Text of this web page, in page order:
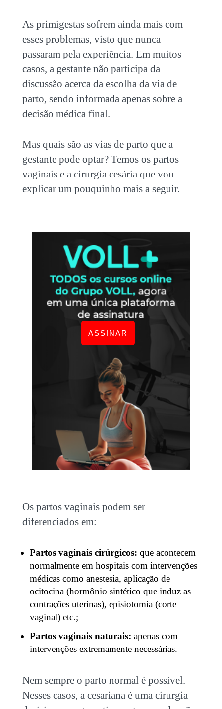
As primigestas sofrem ainda mais com
esses problemas, visto que nunca
passaram pela experiência. Em muitos
casos, a gestante não participa da
discussão acerca da escolha da via de
parto, sendo informada apenas sobre a
decisão médica final.
Mas quais são as vias de parto que a
gestante pode optar? Temos os partos
vaginais e a cirurgia cesária que vou
explicar um pouquinho mais a seguir.
ASSINAR
Os partos vaginais podem ser
diferenciados em:
Partos vaginais cirúrgicos: que acontecem
normalmente em hospitais com intervenções
médicas como anestesia, aplicação de
ocitocina (hormônio sintético que induz as
contrações uterinas), episiotomia (corte
vaginal) etc.;
Partos vaginais naturais: apenas com
intervenções extremamente necessárias.
Nem sempre o parto normal é possível.
Nesses casos, a cesariana é uma cirurgia